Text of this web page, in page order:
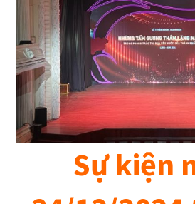
Sự kiện